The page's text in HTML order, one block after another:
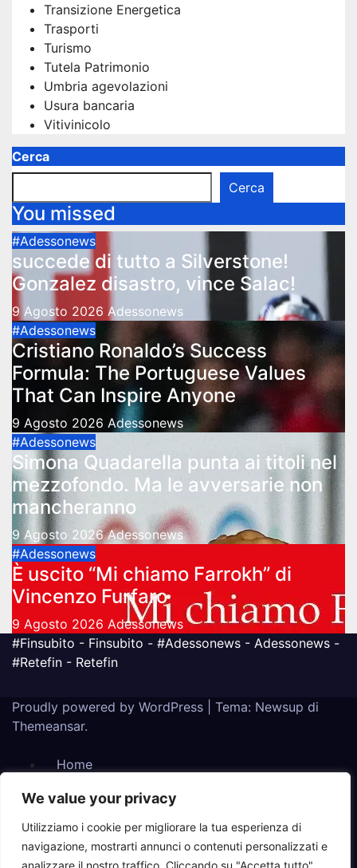
We value your privacy
Utilizziamo i cookie per migliorare la tua esperienza di
navigazione, mostrarti annunci o contenuti personalizzati e
analizzare il nostro traffico. Cliccando su "Accetta tutto",
Transizione Energetica
Trasporti
Turismo
Tutela Patrimonio
Umbria agevolazioni
Usura bancaria
Vitivinicolo
Cerca
Cerca
You missed
#Adessonews
succede di tutto a Silverstone!
Gonzalez disastro, vince Salac!
9 Agosto 2026 Adessonews
#Adessonews
Cristiano Ronaldo’s Success
Formula: The Portuguese Values
That Can Inspire Anyone
9 Agosto 2026 Adessonews
#Adessonews
Simona Quadarella punta ai titoli nel
mezzofondo. Ma le avversarie non
mancheranno
9 Agosto 2026Adessonews
#Adessonews
È uscito “Mi chiamo Farrokh” di
Vincenzo Furfaro
9 Agosto 2026 Adessonews
#Finsubito - Finsubito - #Adessonews - Adessonews -
#Retefin - Retefin
Proudly powered by WordPress
Tema: Newsup di
Themeansar.
Home
Finanziamenti Agevolazioni
App #Finsubito
Informativa